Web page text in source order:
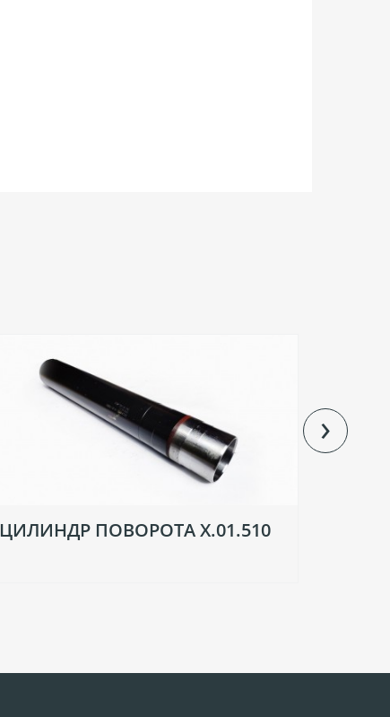
ЦИЛИНДР ПОВОРОТА Х.01.510
›